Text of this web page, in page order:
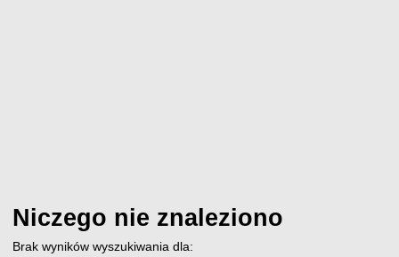
Niczego nie znaleziono
Brak wyników wyszukiwania dla: